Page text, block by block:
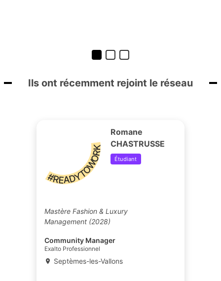
Ils ont récemment rejoint le réseau
#READYTOWORK
Romane
CHASTRUSSE
Étudiant
Mastère Fashion & Luxury
Management (2028)
Community Manager
Exalto Professionnel
Septèmes-les-Vallons